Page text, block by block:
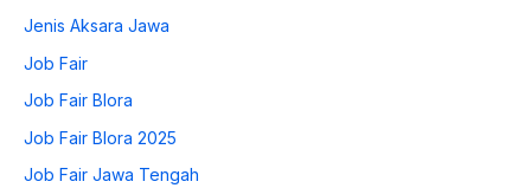
Jenis Aksara Jawa
Job Fair
Job Fair Blora
Job Fair Blora 2025
Job Fair Jawa Tengah